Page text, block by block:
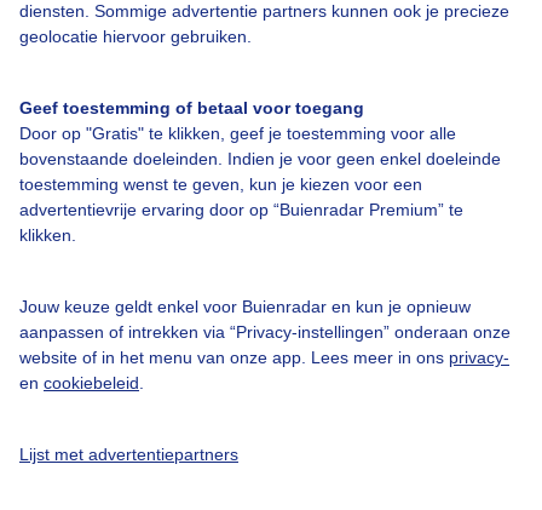
diensten. Sommige advertentie partners kunnen ook je precieze
geolocatie hiervoor gebruiken.
Geef toestemming of betaal voor toegang
Door op "Gratis" te klikken, geef je toestemming voor alle
bovenstaande doeleinden. Indien je voor geen enkel doeleinde
toestemming wenst te geven, kun je kiezen voor een
advertentievrije ervaring door op “Buienradar Premium” te
klikken.
Jouw keuze geldt enkel voor Buienradar en kun je opnieuw
aanpassen of intrekken via “Privacy-instellingen” onderaan onze
website of in het menu van onze app. Lees meer in ons privacy-
en cookiebeleid
Lijst met advertentiepartners
Bedrijfsgegevens
Veelgestelde vragen
Contact
Gebruikersvoorwaarden
Adverteren